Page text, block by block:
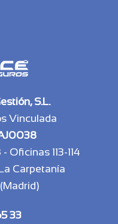
S.L.
Vinculada
AJ0038
Oficinas 113-114
Carpetanía
33